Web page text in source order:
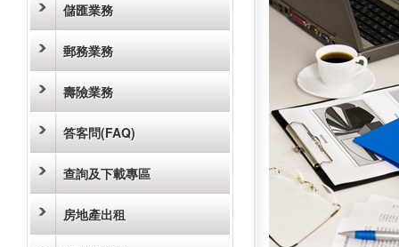
儲匯業務
郵務業務
壽險業務
答客問(FAQ)
查詢及下載專區
房地產出租